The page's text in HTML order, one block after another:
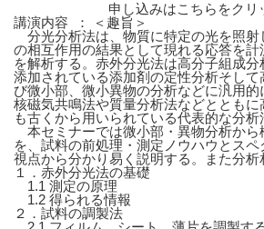
申し込みはこちらをクリ
講演内容 ： ＜趣旨＞
分光分析法は、物質に特定の光を照射
の相互作用の結果として現れる応答を
を解析する。赤外分光法は高分子組成
添加されている添加剤の定性分析そして
び微小部、微小異物の分析などに汎用的
核磁気共鳴法や質量分析法などととも
も古くから用いられている代表的な分析
本セミナーでは微小部・異物分析から
を、試料の前処理・測定ノウハウとス
視点から分かり易く説明する。また分析
１．赤外分光法の基礎
1.1 測定の原理
1.2 得られる情報
２．試料の調製法